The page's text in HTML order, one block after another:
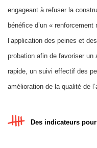
engageant à refuser la
bénéfice d’un «
l’application des peines et
probation afin de favoriser un
rapide, un suivi effectif des
amélioration de la qualité de
Des indicateurs